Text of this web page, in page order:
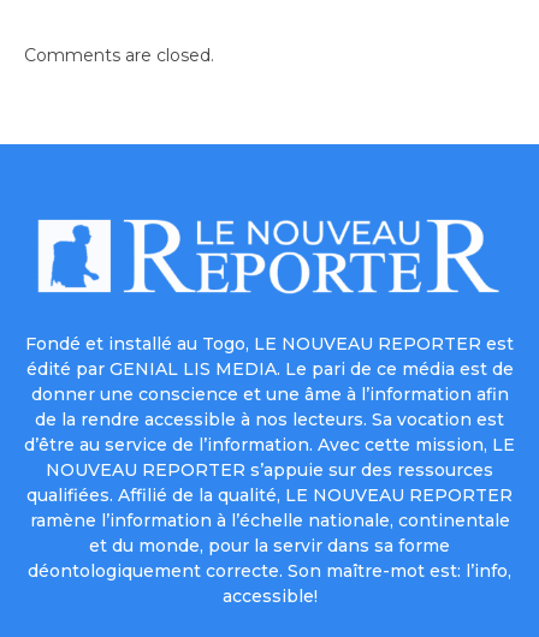
Comments are closed.
Fondé et installé au Togo, LE NOUVEAU REPORTER est
édité par GENIAL LIS MEDIA. Le pari de ce média est de
donner une conscience et une âme à l’information afin
de la rendre accessible à nos lecteurs. Sa vocation est
d’être au service de l’information. Avec cette mission, LE
NOUVEAU REPORTER s’appuie sur des ressources
qualifiées. Affilié de la qualité, LE NOUVEAU REPORTER
ramène l’information à l’échelle nationale, continentale
et du monde, pour la servir dans sa forme
déontologiquement correcte. Son maître-mot est: l’info,
accessible!